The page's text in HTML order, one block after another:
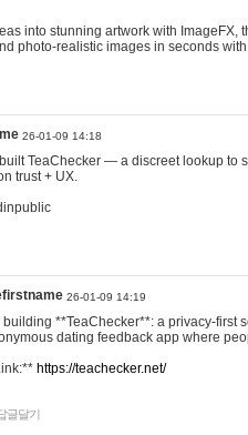
into stunning artwork with ImageFX,
photo-realistic images in seconds
26-01-09 14:18
TeaChecker — a discreet lookup to
trust + UX.
26-01-09 14:19
building **TeaChecker**: a privacy-
dating feedback app where
https://teachecker.net/
글달기